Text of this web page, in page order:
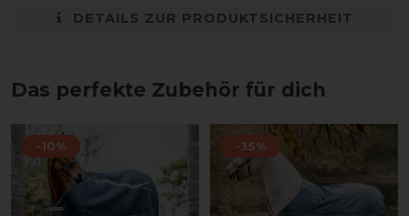
DETAILS ZUR PRODUKTSICHERHEIT
Das perfekte Zubehör für dich
-10% -35%